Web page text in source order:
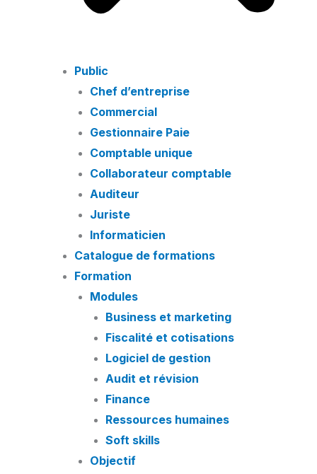
Public
Chef d’entreprise
Commercial
Gestionnaire Paie
Comptable unique
Collaborateur comptable
Auditeur
Juriste
Informaticien
Catalogue de formations
Formation
Modules
Business et marketing
Fiscalité et cotisations
Logiciel de gestion
Audit et révision
Finance
Ressources humaines
Soft skills
Objectif